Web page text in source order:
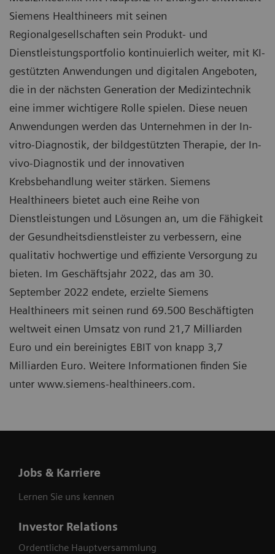
Siemens Healthineers mit seinen
Regionalgesellschaften sein Produkt- und
Dienstleistungsportfolio kontinuierlich weiter, mit KI-
gestützten Anwendungen und digitalen Angeboten,
die in der nächsten Generation der Medizintechnik
eine immer wichtigere Rolle spielen. Diese neuen
Anwendungen werden das Unternehmen in der In-
vitro-Diagnostik, der bildgestützten Therapie, der In-
vivo-Diagnostik und der innovativen
Krebsbehandlung weiter stärken. Siemens
Healthineers bietet auch eine Reihe von
Dienstleistungen und Lösungen an, um die Fähigkeit
der Gesundheitsdienstleister zu verbessern, eine
qualitativ hochwertige und effiziente Versorgung zu
bieten. Im Geschäftsjahr 2022, das am 30.
September 2022 endete, erzielte Siemens
Healthineers mit seinen rund 69.500 Beschäftigten
weltweit einen Umsatz von rund 21,7 Milliarden
Euro und ein bereinigtes EBIT von knapp 3,7
Milliarden Euro. Weitere Informationen finden Sie
unter www.siemens-healthineers.com.
Jobs & Karriere
Lernen Sie uns kennen
Investor Relations
Ordentliche Hauptversammlung